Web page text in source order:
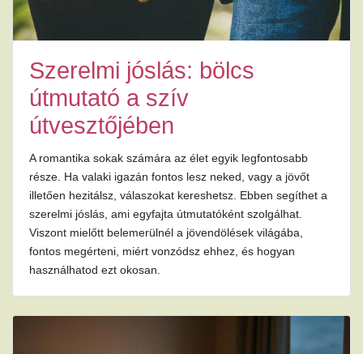
Szerelmi jóslás: bölcs
útmutató a szív
útvesztőjében
A romantika sokak számára az élet egyik legfontosabb
része. Ha valaki igazán fontos lesz neked, vagy a jövőt
illetően hezitálsz, válaszokat kereshetsz. Ebben segíthet a
szerelmi jóslás, ami egyfajta útmutatóként szolgálhat.
Viszont mielőtt belemerülnél a jövendölések világába,
fontos megérteni, miért vonzódsz ehhez, és hogyan
használhatod ezt okosan.